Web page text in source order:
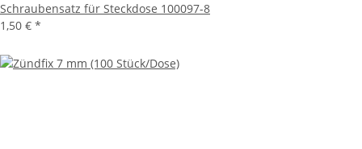
Schraubensatz für Steckdose 100097-8
1,50 € *